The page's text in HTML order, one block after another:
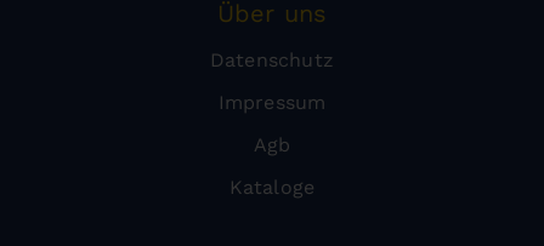
Über uns
Datenschutz
Impressum
Agb
Kataloge